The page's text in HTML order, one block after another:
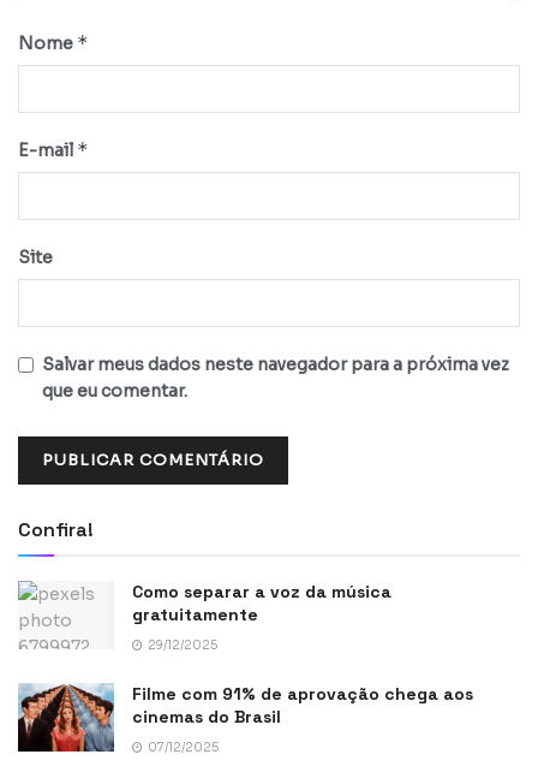
Nome *
E-mail *
Site
Salvar meus dados neste navegador para a próxima vez
que eu comentar.
Confira!
Como separar a voz da música
gratuitamente
29/12/2025
Filme com 91% de aprovação chega aos
cinemas do Brasil
07/12/2025